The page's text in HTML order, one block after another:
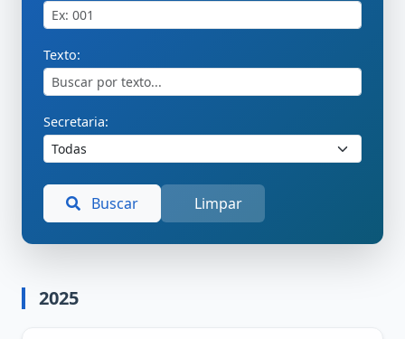
Texto:
Secretaria:
Buscar Limpar
2025